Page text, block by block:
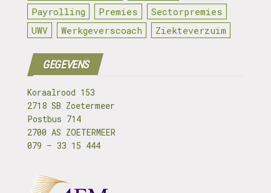
Payrolling
Premies
Sectorpremies
UWV
Werkgeverscoach Ziekteverzuim
GEGEVENS
Koraalrood 153
2718 SB Zoetermeer
Postbus 714
2700 AS ZOETERMEER
079 – 33 15 444